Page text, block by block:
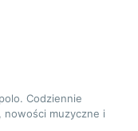
Codziennie
muzyczne i